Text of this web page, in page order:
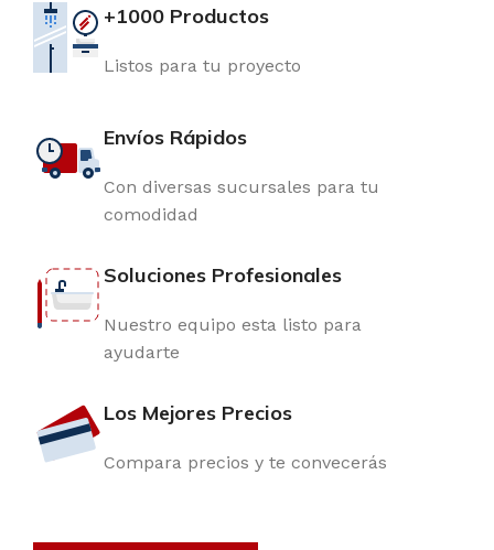
+1000 Productos
Listos para tu proyecto
Envíos Rápidos
Con diversas sucursales para tu
comodidad
Soluciones Profesionales
Nuestro equipo esta listo para
ayudarte
Los Mejores Precios
Compara precios y te convecerás